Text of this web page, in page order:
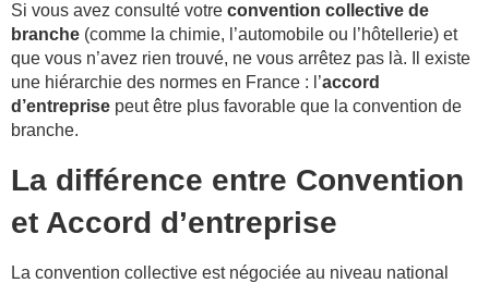
Si vous avez consulté votre convention collective de
branche (comme la chimie, l’automobile ou l’hôtellerie) et
que vous n’avez rien trouvé, ne vous arrêtez pas là. Il existe
une hiérarchie des normes en France : l’accord
d’entreprise peut être plus favorable que la convention de
branche.
La différence entre Convention
et Accord d’entreprise
La convention collective est négociée au niveau national